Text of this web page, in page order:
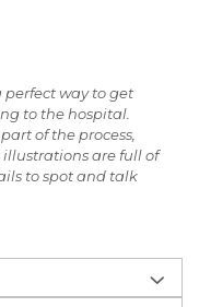
way to get
to the hospital.
of the process,
are full of
to spot and talk